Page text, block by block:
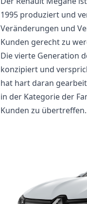
1995 produziert und
Veränderungen und
Kunden gerecht zu
Die vierte Generation
konzipiert und
hat hart daran
in der Kategorie der
Kunden zu übertreffen.